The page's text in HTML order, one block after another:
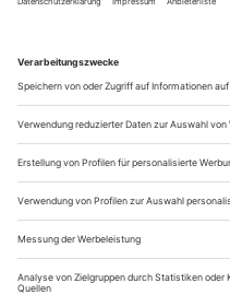
Melancholie. Das
von sieben französischen
gleiche, depressive
Zumal sich das
erschöpft. Das...
Großer Bahnhof im
Acht junge Komponisten
abendfüllendes Prinzen-